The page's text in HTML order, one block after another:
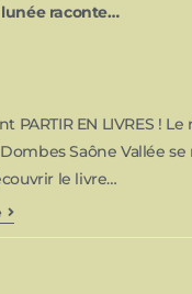
raconte…
PARTIR EN LIVRES ! Le
Saône Vallée se
le livre…